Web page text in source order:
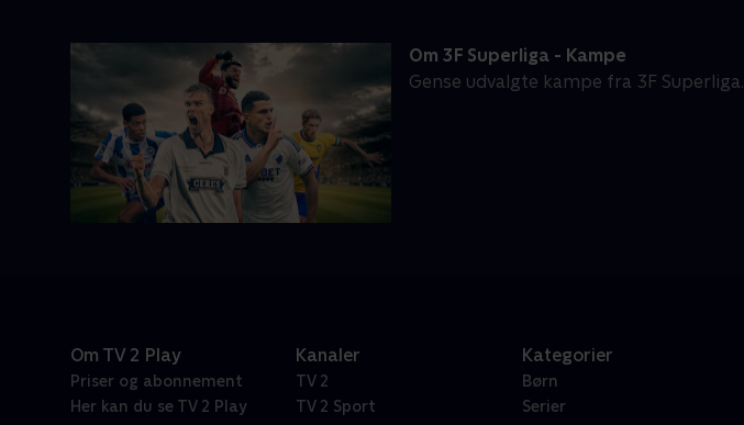
Om 3F Superliga - Kampe
Gense udvalgte kampe fra 3F Superliga.
Om TV 2 Play
Priser og abonnement
Her kan du se TV 2 Play
Kanaler
TV 2
TV 2 Sport
Kategorier
Børn
Serier